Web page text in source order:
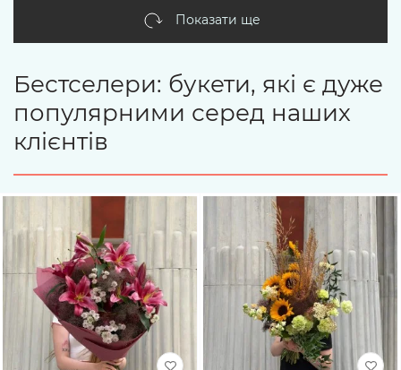
Показати ще
Бестселери: букети, які є дуже
популярними серед наших
клієнтів